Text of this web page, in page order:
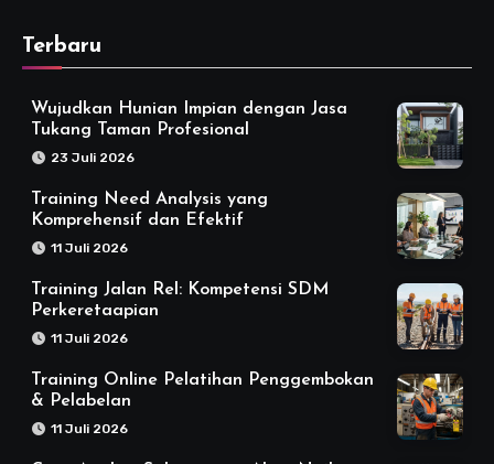
Terbaru
Wujudkan Hunian Impian dengan Jasa
Tukang Taman Profesional
23 Juli 2026
Training Need Analysis yang
Komprehensif dan Efektif
11 Juli 2026
Training Jalan Rel: Kompetensi SDM
Perkeretaapian
11 Juli 2026
Training Online Pelatihan Penggembokan
& Pelabelan
11 Juli 2026